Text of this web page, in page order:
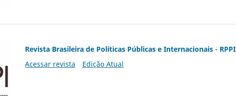
Revista Brasileira de Políticas Públicas e Internacionais - RPPI
Acessar revista
Edição Atual